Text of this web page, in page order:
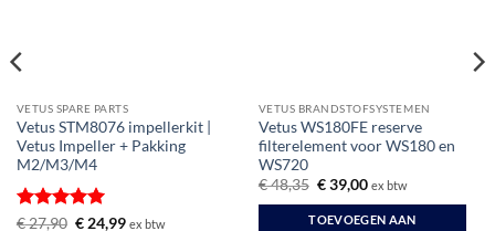
VETUS SPARE PARTS
Vetus STM8076 impellerkit |
Vetus Impeller + Pakking
M2/M3/M4
Gewaardeerd
€27,90 Oorspronkelijke
€24,99Huidige
ex btw
VETUS BRANDSTOFSYSTEMEN
Vetus WS180FE reserve
filterelement voor WS180 en
WS720
€48,35 Oorspronkelijke
was:
€ 48,35.
€39,00Huidige
is:
€ 39,00.
ex btw
TOEVOEGEN AAN